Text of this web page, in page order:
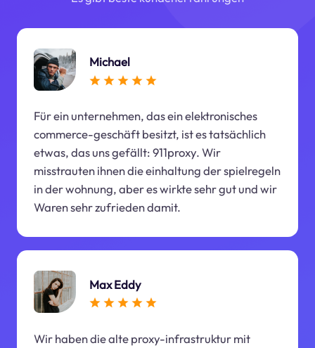
Michael
Für ein unternehmen, das ein elektronisches
commerce-geschäft besitzt, ist es tatsächlich
etwas, das uns gefällt: 911proxy. Wir
misstrauten ihnen die einhaltung der spielregeln
in der wohnung, aber es wirkte sehr gut und wir
Waren sehr zufrieden damit.
Max Eddy
Wir haben die alte proxy-infrastruktur mit